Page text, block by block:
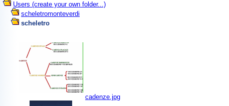
Users (create your own folder...)
scheletromonteverdi
scheletro
cadenze.jpg